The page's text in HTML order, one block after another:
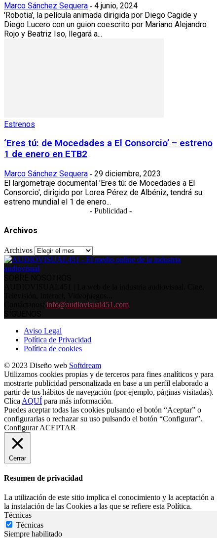
Marco Sánchez Sequera - 4 junio, 2024
'Robotia', la película animada dirigida por Diego Cagide y
Diego Lucero con un guion coescrito por Mariano Alejandro
Rojo y Beatriz Iso, llegará a...
Estrenos
‘Eres tú: de Mocedades a El Consorcio’ – estreno
1 de enero en ETB2
Marco Sánchez Sequera - 29 diciembre, 2023
El largometraje documental 'Eres tú: de Mocedades a El
Consorcio', dirigido por Lorea Pérez de Albéniz, tendrá su
estreno mundial el 1 de enero...
- Publicidad -
Archivos
Archivos
info@audiovisual451.com
Aviso Legal
Política de Privacidad
Política de cookies
© 2023 Diseño web Softdream
Utilizamos cookies propias y de terceros para fines analíticos y para
mostrarte publicidad personalizada en base a un perfil elaborado a
partir de tus hábitos de navegación (por ejemplo, páginas visitadas).
Clica AQUÍ para más información.
Puedes aceptar todas las cookies pulsando el botón “Aceptar” o
configurarlas o rechazar su uso pulsando el botón “Configurar”.
Configurar ACEPTAR
Cerrar
Resumen de privacidad
La utilización de este sitio implica el conocimiento y la aceptación a
la instalación de las Cookies a las que se refiere esta Política.
Técnicas
Técnicas
Siempre habilitado